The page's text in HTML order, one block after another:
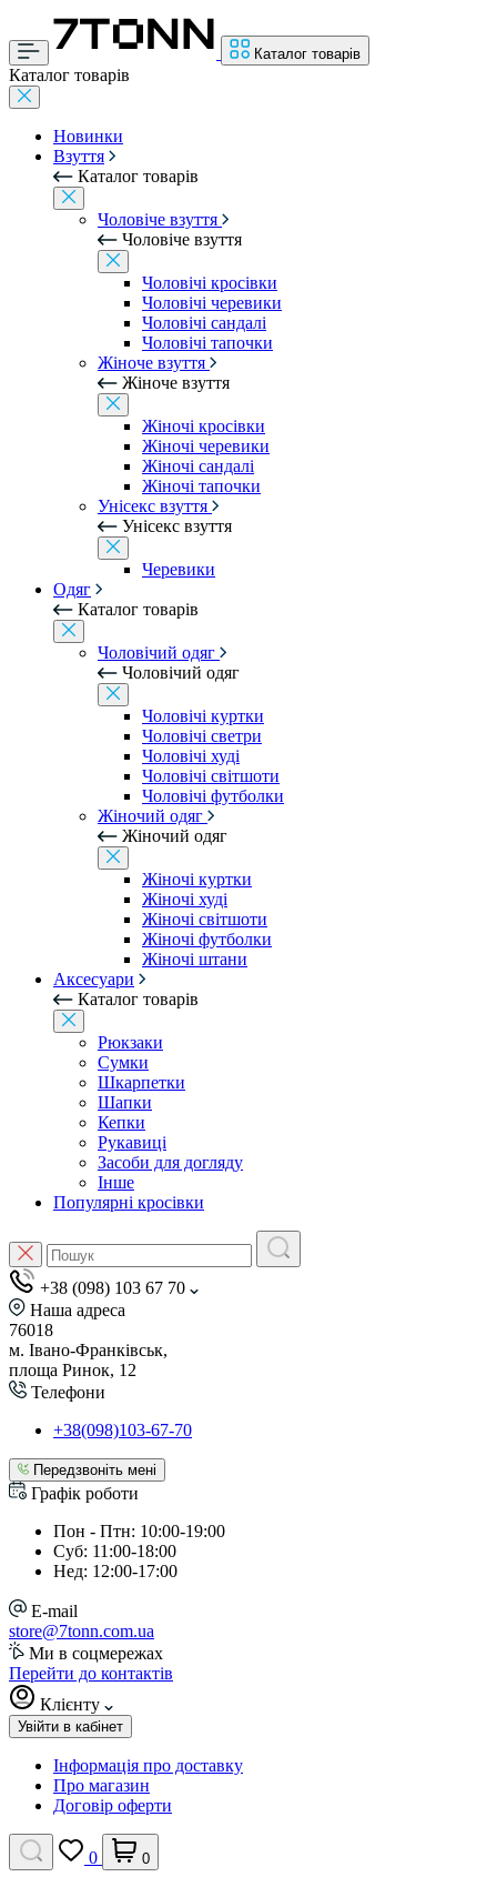
Каталог товарів
Каталог товарів
Новинки
Взуття
Каталог товарів
Чоловіче взуття
Чоловіче взуття
Чоловічі кросівки
Чоловічі черевики
Чоловічі сандалі
Чоловічі тапочки
Жіноче взуття
Жіноче взуття
Жіночі кросівки
Жіночі черевики
Жіночі сандалі
Жіночі тапочки
Унісекс взуття
Унісекс взуття
Черевики
Одяг
Каталог товарів
Чоловічий одяг
Чоловічий одяг
Чоловічі куртки
Чоловічі светри
Чоловічі худі
Чоловічі світшоти
Чоловічі футболки
Жіночий одяг
Жіночий одяг
Жіночі куртки
Жіночі худі
Жіночі світшоти
Жіночі футболки
Жіночі штани
Аксесуари
Каталог товарів
Рюкзаки
Сумки
Шкарпетки
Шапки
Кепки
Рукавиці
Засоби для догляду
Інше
Популярні кросівки
+38 (098) 103 67 70
Наша адреса
76018
м. Івано-Франківськ,
площа Ринок, 12
Телефони
+38(098)103-67-70
Передзвоніть мені
Графік роботи
Пон - Птн: 10:00-19:00
Суб: 11:00-18:00
Нед: 12:00-17:00
E-mail
store@7tonn.com.ua
Ми в соцмережах
Перейти до контактів
Клієнту
Увійти в кабінет
Інформація про доставку
Про магазин
Договір оферти
0 0